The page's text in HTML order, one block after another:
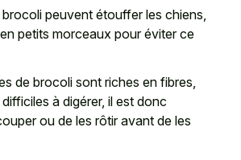
peuvent étouffer les chiens,
petits morceaux pour éviter ce
de brocoli sont riches en fibres,
à digérer, il est donc
ou de les rôtir avant de les